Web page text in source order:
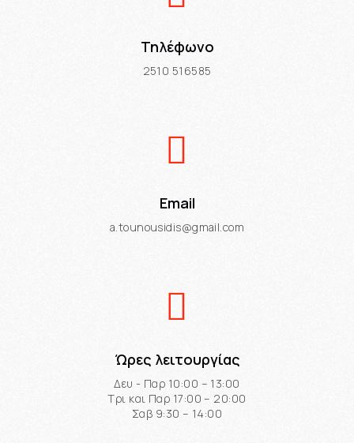
Τηλέφωνο
2510 516585
Email
a.tounousidis@gmail.com
Ώρες λειτουργίας
Δευ - Παρ 10:00 – 13:00
Τρι και Παρ 17:00 – 20:00
Σαβ 9:30 – 14:00